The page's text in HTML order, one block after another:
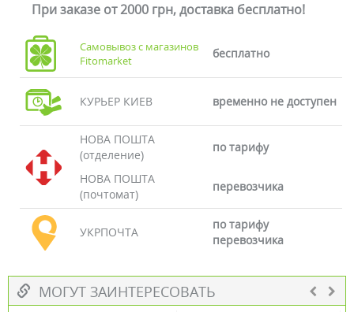
При заказе от 2000 грн, доставка бесплатно!
Самовывоз с магазинов
Fitomarket
бесплатно
КУРЬЕР КИЕВ временно не доступен
НОВА ПОШТА
(отделение)
по тарифу
НОВА ПОШТА
(почтомат)
перевозчика
УКРПОЧТА
по тарифу
перевозчика
МОГУТ ЗАИНТЕРЕСОВАТЬ